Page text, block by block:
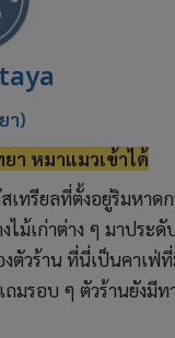
า)
า หมาแมวเข้าได้
เทรียลที่ตั้งอยู่ริมหาด
ไม้เก่าต่าง ๆ มาปร
ตัวร้าน ที่นี่เป็นคาเ
มรอบ ๆ ตัวร้านยังมี